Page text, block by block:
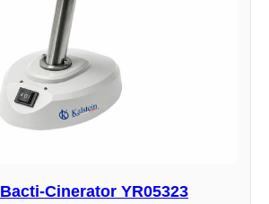
Cinerator YR05323